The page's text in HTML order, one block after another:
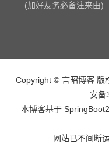
(加好友务必备注来由)
Copyright © 言昭博客 版
安备
本博客基于
网站已不间断